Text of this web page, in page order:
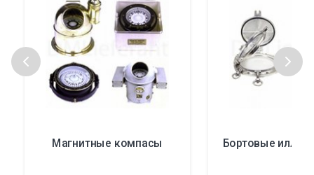
Магнитные компасы Бортовые